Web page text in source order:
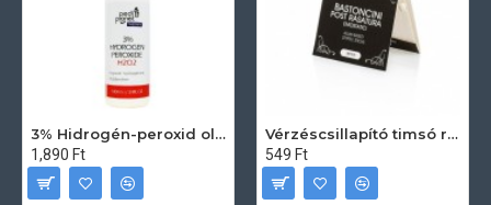
3% Hidrogén-peroxid oldat (sebfertőtlenítő) 100ml
1,890 Ft
Vérzéscsillapító timsó rúd 20db
549 Ft